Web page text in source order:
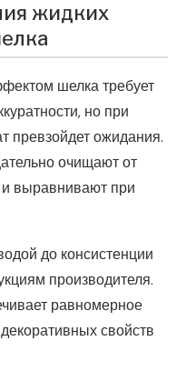
жидких
шелка требует
но при
превзойдет ожидания.
очищают от
и выравнивают при
до консистенции
производителя.
равномерное
свойств